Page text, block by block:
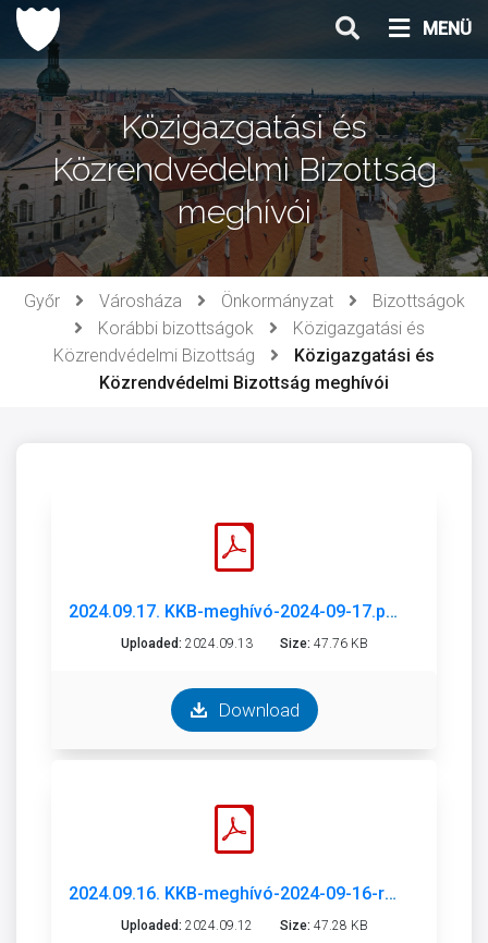
Ugrás
tartalomhoz
MENÜ
Közigazgatási és
Közrendvédelmi Bizottság
meghívói
Győr Városháza Önkormányzat
Bizottságok
Korábbi bizottságok
Közigazgatási és
Közrendvédelmi Bizottság
Közigazgatási és
Közrendvédelmi Bizottság meghívói
2024.09.17. KKB-meghívó-2024-09-17.pdf
Uploaded: 2024.09.13 Size: 47.76 KB
Download
2024.09.16. KKB-meghívó-2024-09-16-rk.pdf
Uploaded: 2024.09.12 Size: 47.28 KB